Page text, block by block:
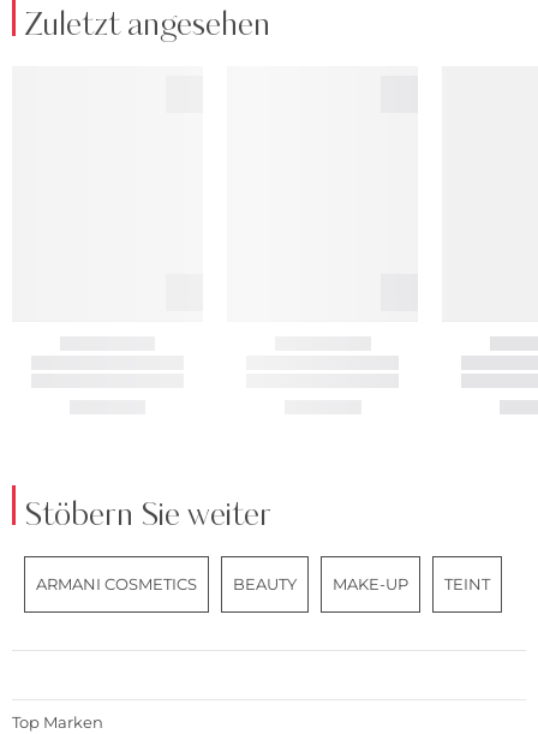
Zuletzt angesehen
Stöbern Sie weiter
ARMANI COSMETICS BEAUTY MAKE-UP TEINT
Top Marken